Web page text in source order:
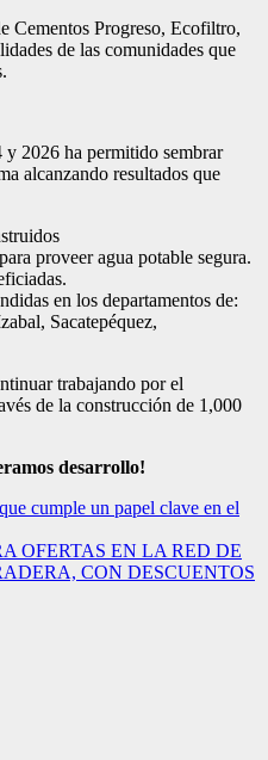
Cementos Progreso, Ecofiltro,
de las comunidades que
2026 ha permitido sembrar
alcanzando resultados que
proveer agua potable segura.
en los departamentos de:
Sacatepéquez,
trabajando por el
de la construcción de 1,000
desarrollo!
cumple un papel clave en el
OFERTAS EN LA RED DE
CON DESCUENTOS